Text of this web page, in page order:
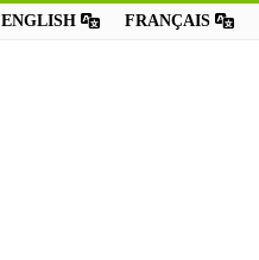
FRANÇAIS
ENGLISH